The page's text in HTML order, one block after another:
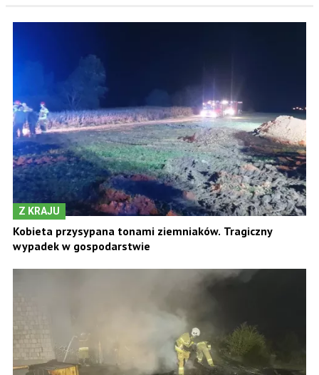
Z KRAJU
Kobieta przysypana tonami ziemniaków. Tragiczny
wypadek w gospodarstwie